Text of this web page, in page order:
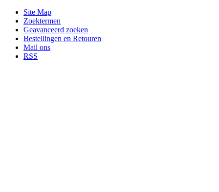
Site Map
Zoektermen
Geavanceerd zoeken
Bestellingen en Retouren
Mail ons
RSS